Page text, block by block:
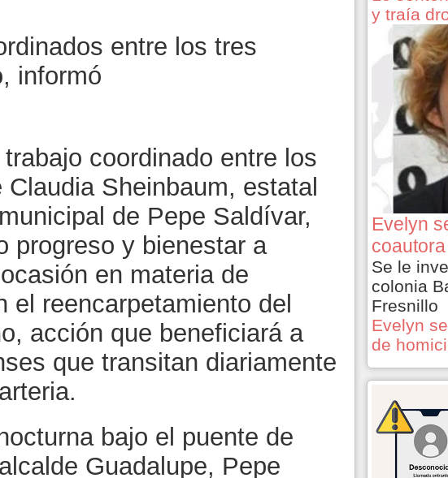
entre los tres
informó
coordinado entre los
Sheinbaum, estatal
de Pepe Saldívar,
progreso y bienestar a
en materia de
el reencarpetamiento del
acción que beneficiará a
que transitan diariamente
bajo el puente de
Guadalupe, Pepe
y traía
Evelyn
Se le
colonia
Fresnillo
Evelyn
de